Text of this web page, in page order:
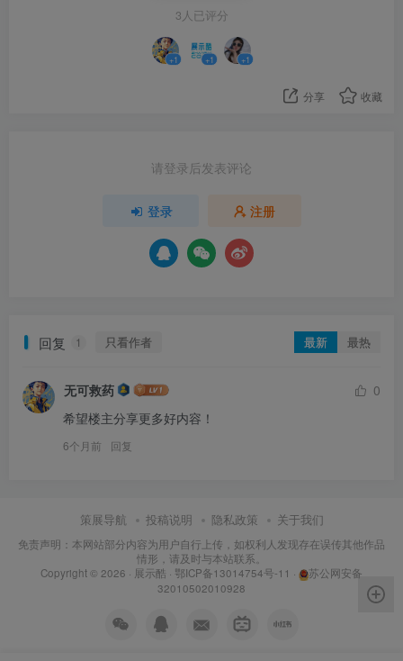
3人已评分
+1 +1 +1
分享 收藏
请登录后发表评论
登录 注册
回复 1 只看作者 最新 最热
无可救药
0
希望楼主分享更多好内容！
6个月前 回复
策展导航 投稿说明 隐私政策 关于我们
免责声明：本网站部分内容为用户自行上传，如权利人发现存在误传其他作品
情形，请及时与本站联系。
Copyright © 2026 · 展示酷 · 鄂ICP备13014754号-11 ·
苏公网安备
32010502010928